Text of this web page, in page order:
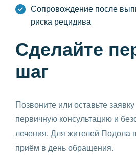
Сопровождение после
риска рецидива
Сделайте
шаг
Позвоните или оставьте
первичную консультацию и
лечения. Для жителей Подола
приём в день обращения.